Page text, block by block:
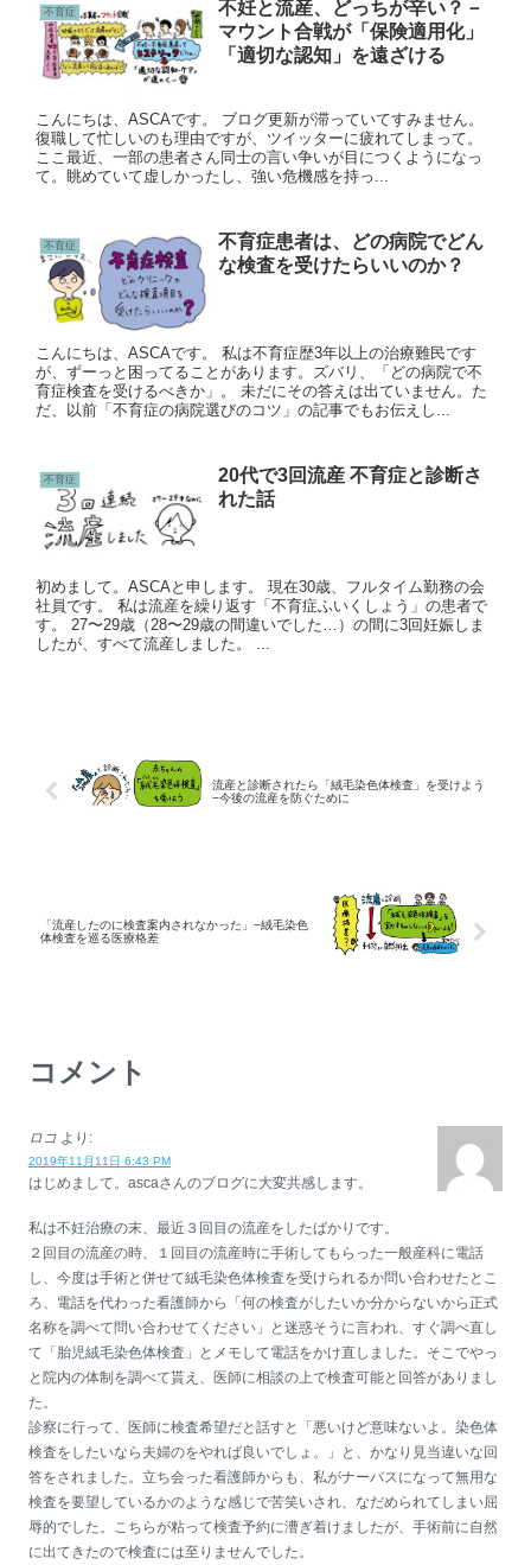
不育症
不妊と流産、どっちが辛い？－
マウント合戦が「保険適用化」
「適切な認知」を遠ざける
こんにちは、ASCAです。 ブログ更新が滞っていてすみません。
復職して忙しいのも理由ですが、ツイッターに疲れてしまって。
ここ最近、一部の患者さん同士の言い争いが目につくようになっ
て。眺めていて虚しかったし、強い危機感を持っ...
不育症
不育症患者は、どの病院でどん
な検査を受けたらいいのか？
こんにちは、ASCAです。 私は不育症歴3年以上の治療難民です
が、ずーっと困ってることがあります。ズバリ、「どの病院で不
育症検査を受けるべきか」。 未だにその答えは出ていません。た
だ、以前「不育症の病院選びのコツ」の記事でもお伝えし...
不育症
20代で3回流産 不育症と診断さ
れた話
初めまして。ASCAと申します。 現在30歳、フルタイム勤務の会
社員です。 私は流産を繰り返す「不育症ふいくしょう」の患者で
す。 27〜29歳（28〜29歳の間違いでした…）の間に3回妊娠しま
したが、すべて流産しました。 ...
流産と診断されたら「絨毛染色体検査」を受けよう
−今後の流産を防ぐために
「流産したのに検査案内されなかった」−絨毛染色
体検査を巡る医療格差
コメント
ロコ より:
2019年11月11日 6:43 PM
はじめまして。ascaさんのブログに大変共感します。
私は不妊治療の末、最近３回目の流産をしたばかりです。
２回目の流産の時、１回目の流産時に手術してもらった一般産科に電話
し、今度は手術と併せて絨毛染色体検査を受けられるか問い合わせたとこ
ろ、電話を代わった看護師から「何の検査がしたいか分からないから正式
名称を調べて問い合わせてください」と迷惑そうに言われ、すぐ調べ直し
て「胎児絨毛染色体検査」とメモして電話をかけ直しました。そこでやっ
と院内の体制を調べて貰え、医師に相談の上で検査可能と回答がありまし
た。
診察に行って、医師に検査希望だと話すと「悪いけど意味ないよ。染色体
検査をしたいなら夫婦のをやれば良いでしょ。」と、かなり見当違いな回
答をされました。立ち会った看護師からも、私がナーバスになって無用な
検査を要望しているかのような感じで苦笑いされ、なだめられてしまい屈
辱的でした。こちらが粘って検査予約に漕ぎ着けましたが、手術前に自然
に出てきたので検査には至りませんでした。